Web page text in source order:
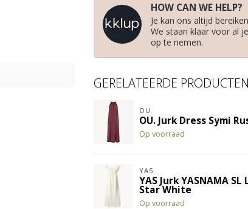
HOW CAN WE HELP?
Je kan ons altijd
We staan klaar voor al
op te nemen.
GERELATEERDE PRODUCTEN
OU.
OU. Jurk Dress Symi
Op voorraad
YAS
YAS Jurk YASNAMA SL
Star White
Op voorraad